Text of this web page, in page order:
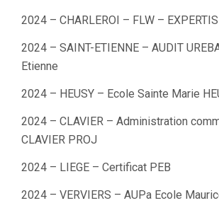
2024 – CHARLEROI – FLW –
2024 – SAINT-ETIENNE – AUDIT
Etienne
2024 – HEUSY – Ecole Sainte Marie
2024 – CLAVIER – Administration
CLAVIER PROJ
2024 – LIEGE – Certificat PEB
2024 – VERVIERS – AUPa Ecole